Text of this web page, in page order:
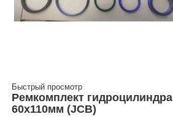
Быстрый просмотр
Ремкомплект гидроцилиндра
60х110мм (JCB)